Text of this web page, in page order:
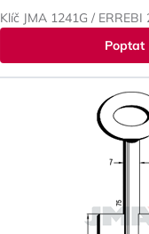
Klíč JMA 1241G /
Poptat